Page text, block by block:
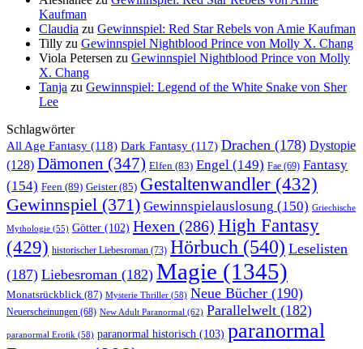
Kaufman
Claudia zu Gewinnspiel: Red Star Rebels von Amie Kaufman
Tilly zu Gewinnspiel Nightblood Prince von Molly X. Chang
Viola Petersen zu Gewinnspiel Nightblood Prince von Molly
X. Chang
Tanja zu Gewinnspiel: Legend of the White Snake von Sher
Lee
Schlagwörter
All Age Fantasy (118) Dark Fantasy (117) Drachen (178) Dystopie
(128) Dämonen (347) Elfen (83) Engel (149) Fae (69) Fantasy
(154) Feen (89) Geister(85) Gestaltenwandler (432)
Gewinnspiel (371) Gewinnspielauslosung (150) Griechische
Mythologie (55) Götter (102) Hexen (286) High Fantasy
(429) historischer Liebesroman (73) Hörbuch (540) Leselisten
(187) Liebesroman (182) Magie (1345)
Monatsrückblick (87) Mysterie Thriller (58) Neue Bücher (190)
Neuerscheinungen (68) New Adult Paranormal (62) Parallelwelt (182)
paranormal Erotik (58) paranormal historisch (103) paranormal